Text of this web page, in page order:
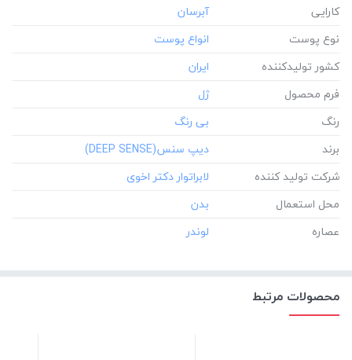
کارایی
نوع پوست
کشور تولید‎کننده
فرم محصول
رنگ
برند
شرکت تولید کننده
محل استعمال
عصاره
محصولات مرتبط